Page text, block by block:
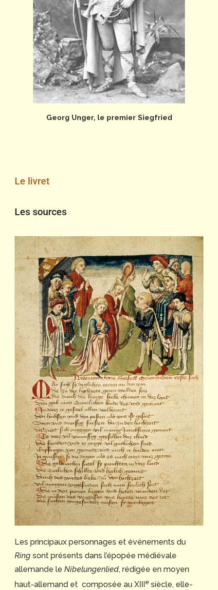
Georg Unger, le premier Siegfried
Le livret
Les sources
Les principaux personnages et événements du
Ring sont présents dans l’épopée médiévale
allemande le Nibelungenlied, rédigée en moyen
haut-allemand et composée au XIII
e siècle, elle-